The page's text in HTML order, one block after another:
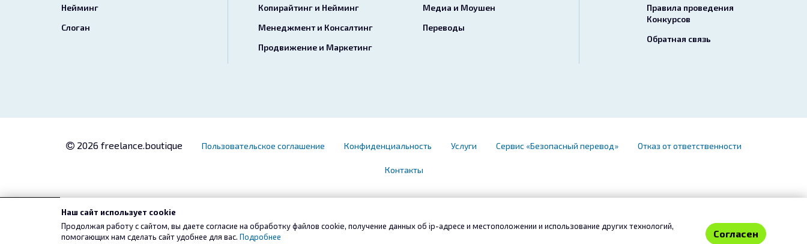
Нейминг
Слоган
Копирайтинг и Нейминг
Медиа и Моушен
Менеджмент и Консалтинг
Переводы
Продвижение и Маркетинг
Правила проведения
Конкурсов
Обратная связь
2026 freelance.boutique Пользовательское соглашение Конфиденциальность Услуги Сервис «Безопасный перевод» Отказ от ответственности
Контакты
Наш сайт использует cookie
Продолжая работу с сайтом, вы даете согласие на обработку файлов cookie, получение данных об ip-адресе и местоположении и использование других технологий,
помогающих нам сделать сайт удобнее для вас. Подробнее Согласен